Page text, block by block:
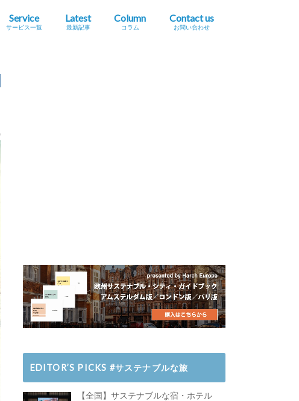
Service
サービス一覧
Latest
最新記事
Column
コラム
Contact us
お問い合わせ
EDITOR’S PICKS #サステナブルな旅
【全国】サステナブルな宿・ホテル